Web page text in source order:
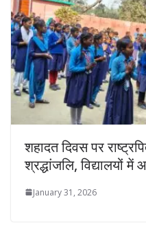
शहादत दिवस पर
श्रद्धांजलि, विद्यालयों
January 31, 2026